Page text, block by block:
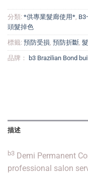
分類: *供專業髮廊使用*, B3
頭髮掉色
標籤: 預防受損, 預防折斷,
品牌： b3 Brazilian Bond
描述
b3 Demi Permanent
professional salon